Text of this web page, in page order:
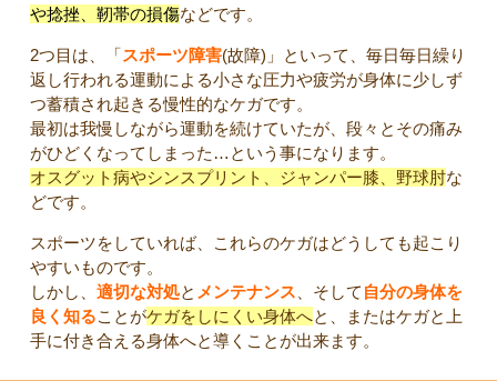
や捻挫、靭帯の損傷などです。
2つ目は、「スポーツ障害(故障)」といって、毎日毎日繰り
返し行われる運動による小さな圧力や疲労が身体に少しず
つ蓄積され起きる慢性的なケガです。
最初は我慢しながら運動を続けていたが、段々とその痛み
がひどくなってしまった…という事になります。
オスグット病やシンスプリント、ジャンパー膝、野球肘な
どです。
スポーツをしていれば、これらのケガはどうしても起こり
やすいものです。
しかし、 適切な対処と メンテナンス 、そして 自分の身体を
良く知ることがケガをしにくい身体へと、またはケガと上
手に付き合える身体へと導くことが出来ます。